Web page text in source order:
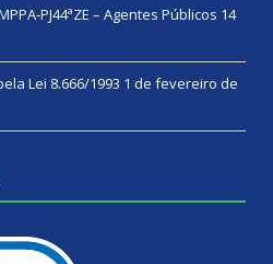
PJ44ªZE – Agentes Públicos 14
Lei 8.666/1993 1 de fevereiro de